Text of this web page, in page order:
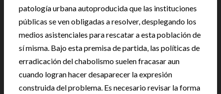
patología urbana autoproducida que las instituciones
públicas se ven obligadas a resolver, desplegando los
medios asistenciales para rescatar a esta población de
sí misma. Bajo esta premisa de partida, las políticas de
erradicación del chabolismo suelen fracasar aun
cuando logran hacer desaparecer la expresión
construida del problema. Es necesario revisar la forma